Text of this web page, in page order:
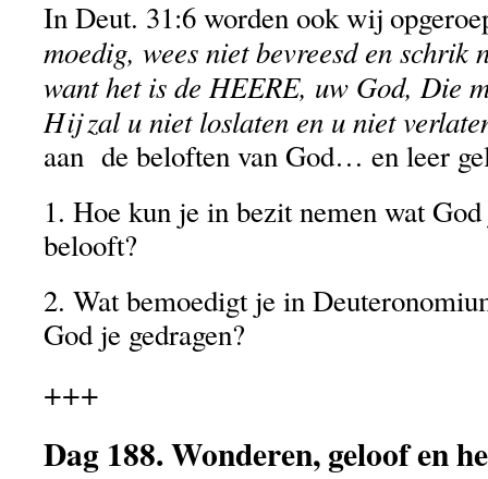
In Deut. 31:6 worden ook wij
moedig, wees niet bevreesd en schrik
want het is de HEERE, uw God, Die
Hij zal u niet loslaten en u niet
aan de beloften van God… en leer
1. Hoe kun je in bezit nemen wat
belooft?
2. Wat bemoedigt je in
God je gedragen?
+++
Dag 188. Wonderen, geloof en